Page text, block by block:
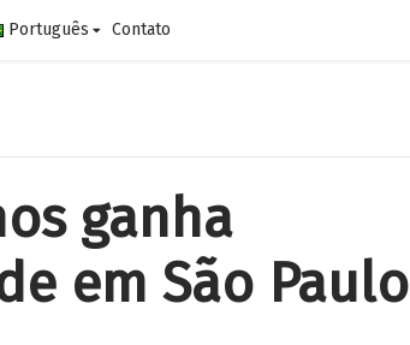
Português Contato
ganha
em São Paulo